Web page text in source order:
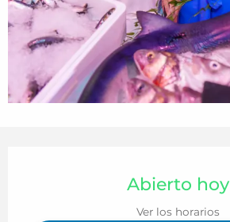
Abierto hoy
Ver los horarios